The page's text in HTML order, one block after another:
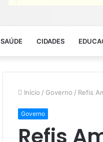
SAÚDE CIDADES
Início / Governo / Refis
Governo
Refis